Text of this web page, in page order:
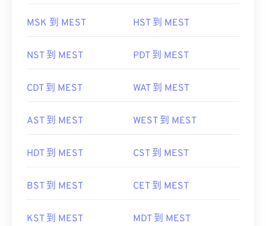
MSK 到 MEST HST 到 MEST
NST 到 MEST PDT 到 MEST
CDT 到 MEST WAT 到 MEST
AST 到 MEST WEST 到 MEST
HDT 到 MEST CST 到 MEST
BST 到 MEST CET 到 MEST
KST 到 MEST MDT 到 MEST